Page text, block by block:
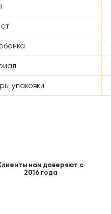
упаковки
нам доверяют с
2016 года